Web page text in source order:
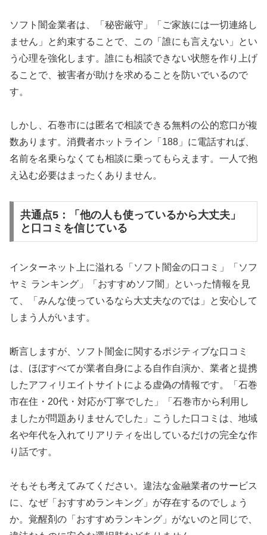
ソフト闇金業者は、「秘密厳守」「ご家族には一切連絡し
ません」と約束することで、この「誰にも言えない」とい
う心理を強化します。誰にも相談できない状態を作り上げ
ることで、被害者が助けを求めることを防いでいるので
す。
しかし、石巻市には匿名で相談できる無料の公的窓口が複
数あります。消費者ホットライン「188」に電話すれば、
名前を名乗らなくても相談に乗ってもらえます。一人で抱
え込む必要はまったくありません。
共通点5：「他の人も使っているから大丈夫」
と口コミを信じている
インターネット上に溢れる「ソフト闇金の口コミ」「ソフ
ヤミ ランキング」「おすすめソフ闇」といった情報を見
て、「みんな使っているなら大丈夫なのでは」と安心して
しまう人がいます。
断言しますが、ソフト闇金に関するポジティブな口コミ
は、ほぼすべてが業者自身による自作自演か、業者と提携
したアフィリエイトサイトによる虚偽の情報です。「石巻
市在住・20代・対応が丁寧でした」「石巻市から利用し
ましたが問題ありませんでした」こうした口コミは、地域
名や年代を入れてリアリティを出しているだけの完全な作
り話です。
そもそも考えてみてください。違法な金融業者のサービス
に、なぜ「おすすめランキング」が存在するのでしょう
か。覚醒剤の「おすすめランキング」がないのと同じで、